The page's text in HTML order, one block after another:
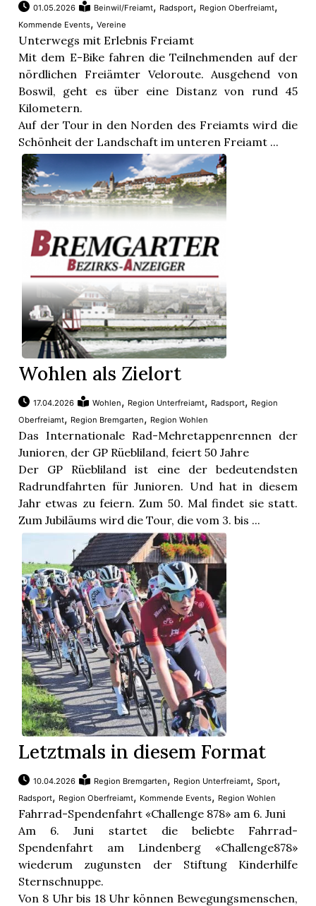
01.05.2026 Beinwil/Freiamt, Radsport, Region Oberfreiamt,
Kommende Events,Vereine
Unterwegs mit Erlebnis Freiamt
Mit dem E-Bike fahren die Teilnehmenden auf der
nördlichen Freiämter Veloroute. Ausgehend von
Boswil, geht es über eine Distanz von rund 45
Kilometern.
Auf der Tour in den Norden des Freiamts wird die
Schönheit der Landschaft im unteren Freiamt ...
Wohlen als Zielort
17.04.2026 Wohlen, Region Unterfreiamt, Radsport, Region
Oberfreiamt, Region Bremgarten, Region Wohlen
Das Internationale Rad-Mehretappenrennen der
Junioren, der GP Rüebliland, feiert 50 Jahre
Der GP Rüebliland ist eine der bedeutendsten
Radrundfahrten für Junioren. Und hat in diesem
Jahr etwas zu feiern. Zum 50. Mal findet sie statt.
Zum Jubiläums wird die Tour, die vom 3. bis ...
Letztmals in diesem Format
10.04.2026 Region Bremgarten, Region Unterfreiamt,Sport,
Radsport, Region Oberfreiamt, Kommende Events, Region Wohlen
Fahrrad-Spendenfahrt «Challenge 878» am 6. Juni
Am 6. Juni startet die beliebte Fahrrad-
Spendenfahrt am Lindenberg «Challenge878»
wiederum zugunsten der Stiftung Kinderhilfe
Sternschnuppe.
Von 8 Uhr bis 18 Uhr können Bewegungsmenschen,